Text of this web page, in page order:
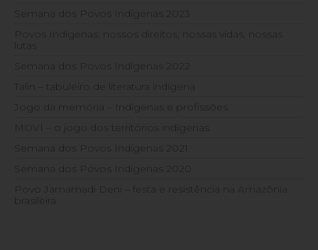
Semana dos Povos Indígenas 2023
Povos Indígenas: nossos direitos, nossas vidas, nossas
lutas
Semana dos Povos Indígenas 2022
Talin – tabuleiro de literatura indígena
Jogo da memória – Indígenas e profissões
MOVÍ – o jogo dos territórios indígenas
Semana dos Povos Indígenas 2021
Semana dos Povos Indígenas 2020
Povo Jamamadi Deni – festa e resistência na Amazônia
brasileira